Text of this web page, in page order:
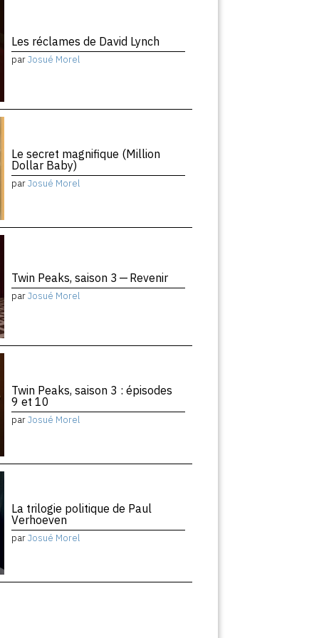
Les réclames de David Lynch
parJosué Morel
Le secret magnifique (Million
Dollar Baby)
parJosué Morel
Twin Peaks, saison 3 — Revenir
parJosué Morel
Twin Peaks, saison 3 : épisodes
9 et 10
parJosué Morel
La trilogie politique de Paul
Verhoeven
parJosué Morel